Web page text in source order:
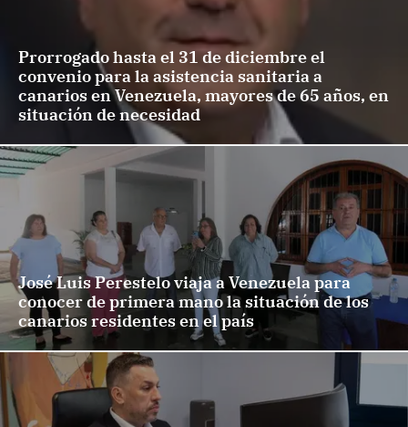
Prorrogado hasta el 31 de diciembre el
convenio para la asistencia sanitaria a
canarios en Venezuela, mayores de 65 años, en
situación de necesidad
José Luis Perestelo viaja a Venezuela para
conocer de primera mano la situación de los
canarios residentes en el país